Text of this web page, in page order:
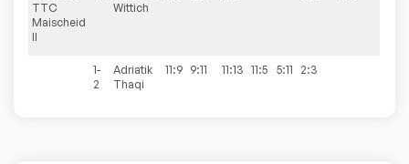
TTC
Maischeid
II
Wittich
1-
2
Adriatik
Thaqi
11:9 9:11 11:13 11:5 5:11 2:3